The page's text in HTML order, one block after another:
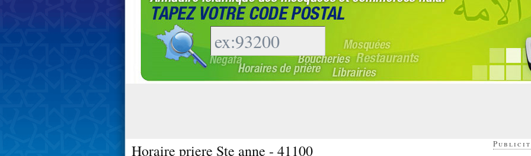
Horaire priere Ste anne - 41100